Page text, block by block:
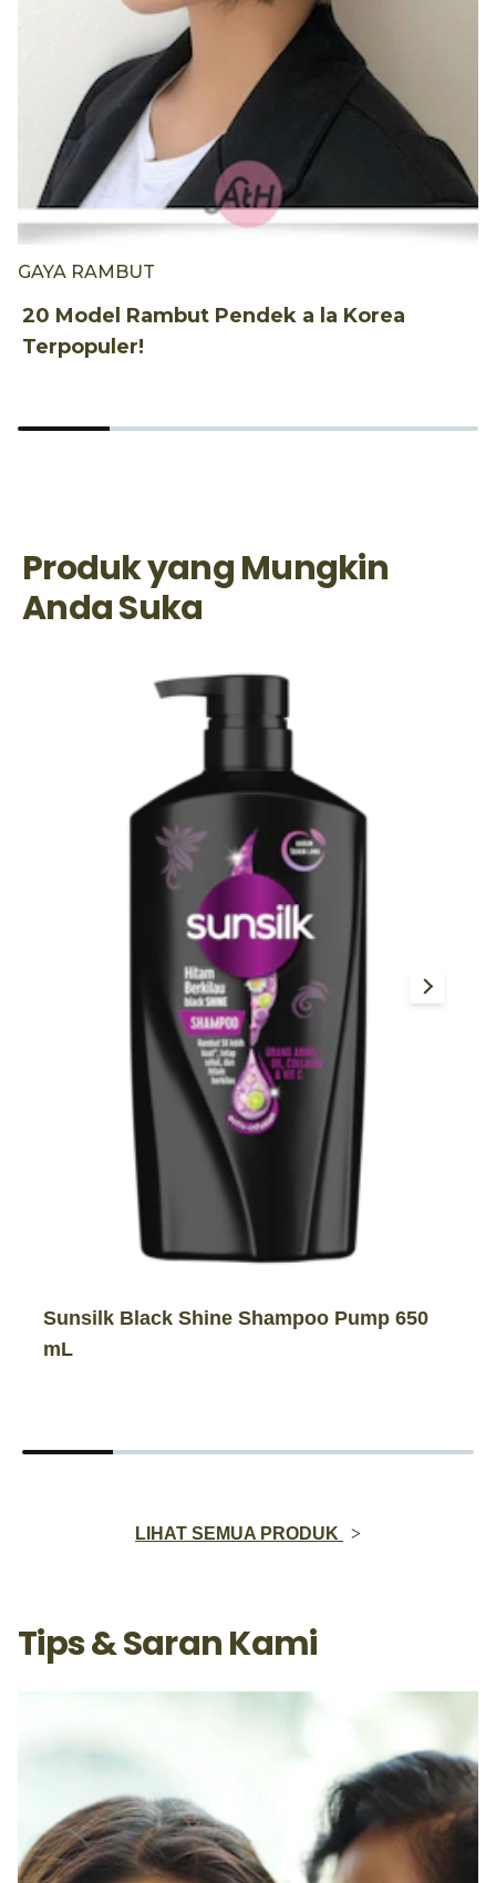
GAYA RAMBUT
20 Model Rambut Pendek a la Korea
Terpopuler!
Produk yang Mungkin
Anda Suka
Sunsilk Black Shine Shampoo Pump 650
mL
LIHAT SEMUA PRODUK
Tips & Saran Kami